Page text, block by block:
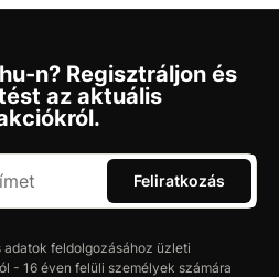
n? Regisztráljon és
az aktuális
Feliratkozás
feldolgozásához üzleti
- 16 éven felüli személyek számára